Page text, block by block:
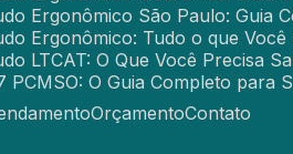
Ergonômico São Paulo: Guia
Ergonômico: Tudo o que
LTCAT: O Que Você Precisa
PCMSO: O Guia Completo para
Orçamento Contato